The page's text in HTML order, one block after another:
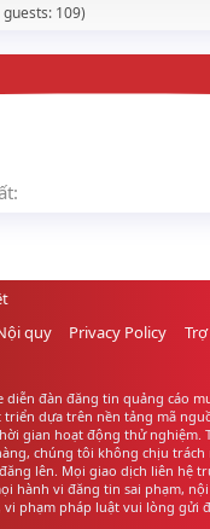
109)
quy Privacy Policy
diễn đàn đăng tin quảng cáo
dựa trên nền tảng mã
gian hoạt động thử nghiệm.
chúng tôi không chịu trách
lên. Mọi giao dịch liên hệ
hành vi đăng tin sai phạm,
vi phạm pháp luật vui lòng gửi